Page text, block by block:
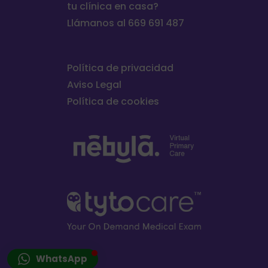
WhatsApp
tu clínica en casa?
Llámanos al 669 691 487
Política de privacidad
Aviso Legal
Política de cookies